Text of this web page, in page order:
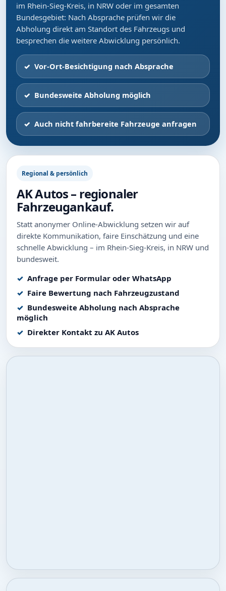
im Rhein-Sieg-Kreis, in NRW oder im gesamten
Bundesgebiet: Nach Absprache prüfen wir die
Abholung direkt am Standort des Fahrzeugs und
besprechen die weitere Abwicklung persönlich.
Vor-Ort-Besichtigung nach Absprache
Bundesweite Abholung möglich
Auch nicht fahrbereite Fahrzeuge anfragen
Regional & persönlich
AK Autos – regionaler
Fahrzeugankauf.
Statt anonymer Online-Abwicklung setzen wir auf
direkte Kommunikation, faire Einschätzung und eine
schnelle Abwicklung – im Rhein-Sieg-Kreis, in NRW und
bundesweit.
Anfrage per Formular oder WhatsApp
Faire Bewertung nach Fahrzeugzustand
Bundesweite Abholung nach Absprache
möglich
Direkter Kontakt zu AK Autos